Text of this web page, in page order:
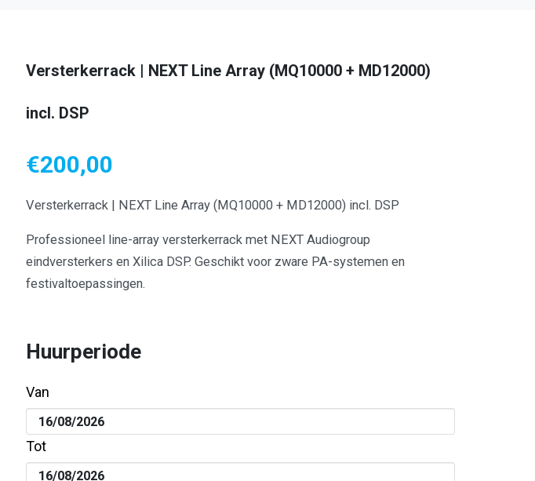
Versterkerrack | NEXT Line Array (MQ10000 + MD12000)
incl. DSP
€200,00
Versterkerrack | NEXT Line Array (MQ10000 + MD12000) incl. DSP
Professioneel line-array versterkerrack met NEXT Audiogroup
eindversterkers en Xilica DSP. Geschikt voor zware PA-systemen en
festivaltoepassingen.
Huurperiode
Van
Tot